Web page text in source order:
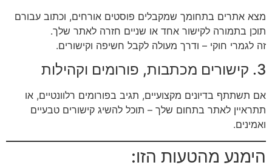
מצא אתרים בתחומך שמקבלים פוסטים אורחים, וכתוב עבורם
תוכן בתמורה לקישור אחד או שניים חזרה לאתר שלך.
זה לגמרי חוקי – ודרך מעולה לקבל חשיפה וקישורים.
3. קישורים מכתבות, פורומים וקהילות
אם תשתתף בדיונים מקצועיים, תגיב בפורומים רלוונטיים, או
תתראיין לאתר בתחום שלך – תוכל להשיג קישורים טבעיים
ואמינים.
הימנע מהטעות הזו: